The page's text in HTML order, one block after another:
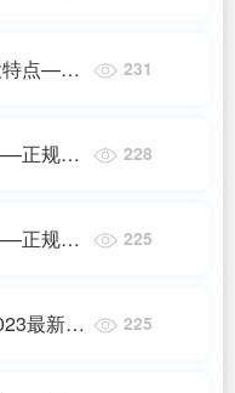
特点——
231
正规机
228
正规机
225
最新更
225